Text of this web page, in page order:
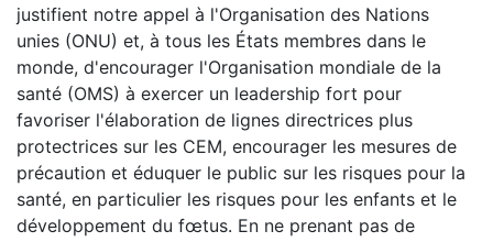
justifient notre appel à l'Organisation des Nations
unies (ONU) et, à tous les États membres dans le
monde, d'encourager l'Organisation mondiale de la
santé (OMS) à exercer un leadership fort pour
favoriser l'élaboration de lignes directrices plus
protectrices sur les CEM, encourager les mesures de
précaution et éduquer le public sur les risques pour la
santé, en particulier les risques pour les enfants et le
développement du fœtus. En ne prenant pas de